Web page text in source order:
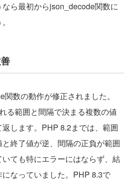
ら最初からjson_decode関数に
数の動作が修正されました。
る範囲と間隔で決まる複数の値
します。PHP 8.2までは、範囲
終了値が逆、間隔の正負が範囲
ても特にエラーにはならず、結
なっていました。PHP 8.3で